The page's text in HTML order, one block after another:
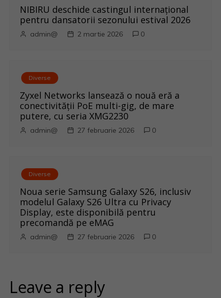
NIBIRU deschide castingul internațional
pentru dansatorii sezonului estival 2026
admin@ 2 martie 2026 0
Diverse
Zyxel Networks lansează o nouă eră a
conectivității PoE multi-gig, de mare
putere, cu seria XMG2230
admin@ 27 februarie 2026 0
Diverse
Noua serie Samsung Galaxy S26, inclusiv
modelul Galaxy S26 Ultra cu Privacy
Display, este disponibilă pentru
precomandă pe eMAG
admin@ 27 februarie 2026 0
Leave a reply